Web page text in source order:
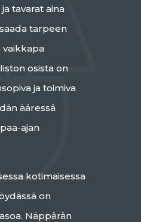
tavarat aina
tarpeen
osista on
ja toimiva
ääressä
ajan
kotimaisessa
on
Näppärän